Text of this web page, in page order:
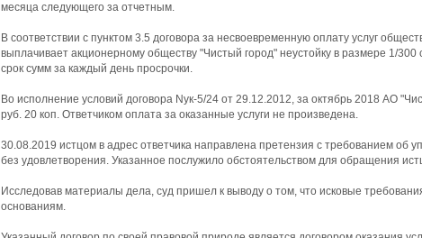
месяца следующего за отчетным.
В соответствии с пунктом 3.5 договора за несвоевременную оплату услуг
выплачивает акционерному обществу "Чистый город" неустойку в размере 1/
срок сумм за каждый день просрочки.
Во исполнение условий договора Nук-5/24 от 29.12.2012, за октябрь 2018 АО
руб. 20 коп. Ответчиком оплата за оказанные услуги не произведена.
30.08.2019 истцом в адрес ответчика направлена претензия с требованием об
без удовлетворения. Указанное послужило обстоятельством для обращения
Исследовав материалы дела, суд пришел к выводу о том, что исковые
основаниям.